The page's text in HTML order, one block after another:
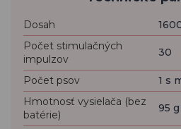
Dosah
Počet stimulačných
impulzov
30
Počet psov
1 s
Hmotnosť vysielača (bez
batérie)
95 g